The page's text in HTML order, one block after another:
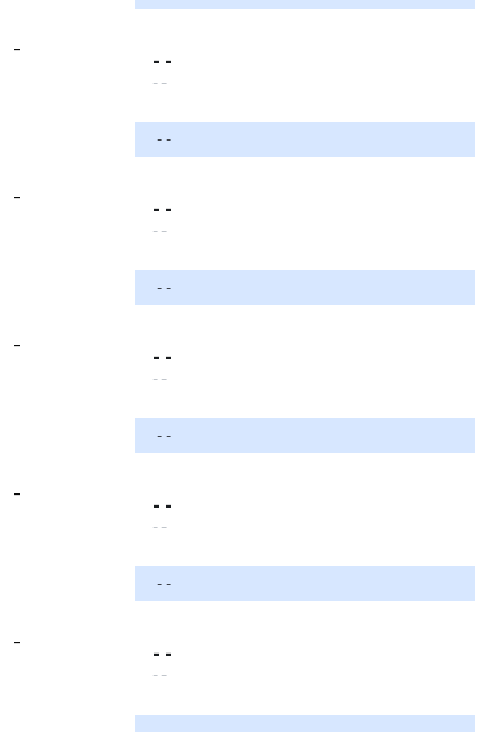
-
- -
- -
- -
-
- -
- -
- -
-
- -
- -
- -
-
- -
- -
- -
-
- -
- -